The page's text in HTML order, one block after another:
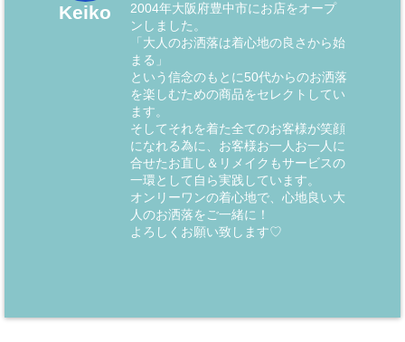
Keiko
2004年大阪府豊中市にお店をオープ
ンしました。
「大人のお洒落は着心地の良さから始
まる」
という信念のもとに50代からのお洒落
を楽しむための商品をセレクトしてい
ます。
そしてそれを着た全てのお客様が笑顔
になれる為に、お客様お一人お一人に
合せたお直し＆リメイクもサービスの
一環として自ら実践しています。
オンリーワンの着心地で、心地良い大
人のお洒落をご一緒に！
よろしくお願い致します♡